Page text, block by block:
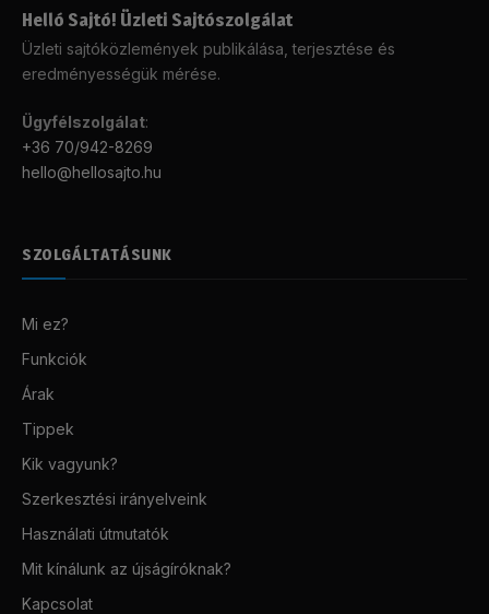
Helló Sajtó! Üzleti Sajtószolgálat
Üzleti sajtóközlemények publikálása, terjesztése és
eredményességük mérése.
Ügyfélszolgálat:
+36 70/942-8269
hello@hellosajto.hu
SZOLGÁLTATÁSUNK
Mi ez?
Funkciók
Árak
Tippek
Kik vagyunk?
Szerkesztési irányelveink
Használati útmutatók
Mit kínálunk az újságíróknak?
Kapcsolat